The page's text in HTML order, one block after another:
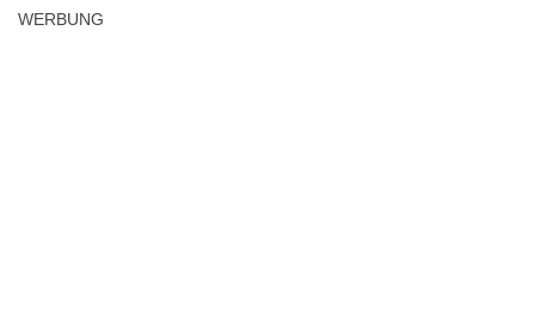
WERBUNG